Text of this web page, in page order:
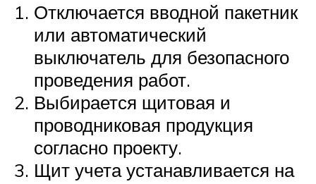
Отключается вводной пакетник
или автоматический
выключатель для безопасного
проведения работ.
Выбирается щитовая и
проводниковая продукция
согласно проекту.
Щит учета устанавливается на